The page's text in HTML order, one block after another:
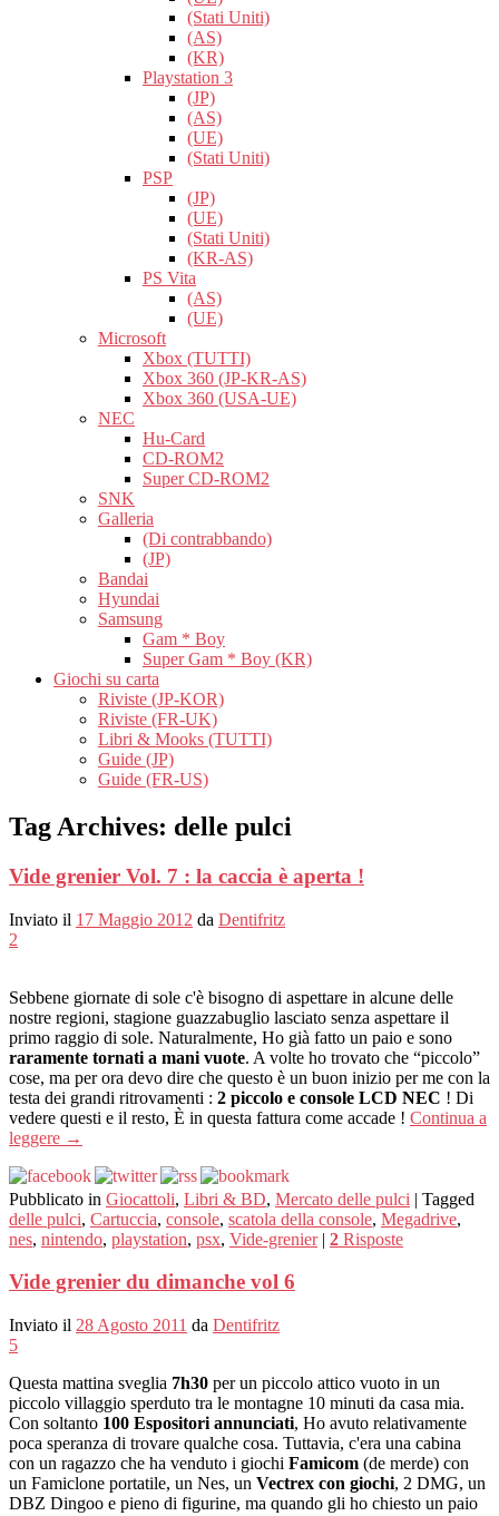
(Stati Uniti)
(AS)
(KR)
Playstation 3
(JP)
(AS)
(UE)
(Stati Uniti)
PSP
(JP)
(UE)
(Stati Uniti)
(KR-AS)
PS Vita
(AS)
(UE)
Microsoft
Xbox (TUTTI)
Xbox 360 (JP-KR-AS)
Xbox 360 (USA-UE)
NEC
Hu-Card
CD-ROM2
Super CD-ROM2
SNK
Galleria
(Di contrabbando)
(JP)
Bandai
Hyundai
Samsung
Gam * Boy
Super Gam * Boy (KR)
Giochi su carta
Riviste (JP-KOR)
Riviste (FR-UK)
Libri & Mooks (TUTTI)
Guide (JP)
Guide (FR-US)
Tag Archives: delle pulci
Vide grenier Vol. 7 : la caccia è aperta !
Inviato il 17 Maggio 2012 da Dentifritz
2
Sebbene giornate di sole c'è bisogno di aspettare in alcune delle
nostre regioni, stagione guazzabuglio lasciato senza aspettare il
primo raggio di sole. Naturalmente, Ho già fatto un paio e sono
raramente tornati a mani vuote. A volte ho trovato che “piccolo”
cose, ma per ora devo dire che questo è un buon inizio per me con la
testa dei grandi ritrovamenti : 2 piccolo e console LCD NEC ! Di
vedere questi e il resto, È in questa fattura come accade ! Continua a
leggere →
Pubblicato in Giocattoli, Libri & BD, Mercato delle pulci | Tagged
delle pulci, Cartuccia, console, scatola della console, Megadrive,
nes, nintendo, playstation, psx, Vide-grenier | 2 Risposte
Vide grenier du dimanche vol 6
Inviato il 28 Agosto 2011 da Dentifritz
5
Questa mattina sveglia 7h30 per un piccolo attico vuoto in un
piccolo villaggio sperduto tra le montagne 10 minuti da casa mia.
Con soltanto 100 Espositori annunciati, Ho avuto relativamente
poca speranza di trovare qualche cosa. Tuttavia, c'era una cabina
con un ragazzo che ha venduto i giochi Famicom (de merde) con
un Famiclone portatile, un Nes, un Vectrex con giochi, 2 DMG, un
DBZ Dingoo e pieno di figurine, ma quando gli ho chiesto un paio